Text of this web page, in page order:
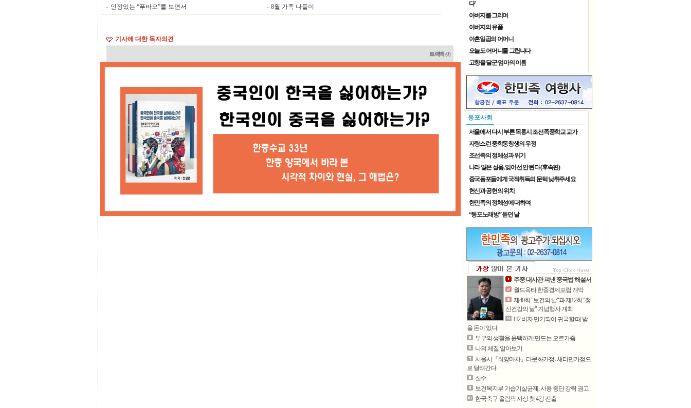
인정있는 “푸바오”를 보면서
8월 가족 나들이
기사에 대한 독자의견
트랙백(0)
2026 재한중국동포 예술단체 ..
8월 가족 나들이
다’
아버지를 그리며
아버지의 유품
아흔일곱의 어머니
오늘도 어머니를 그립니다
고향을 달군 엄마의 이름
동포사회
서울에서 다시 부른 목릉시 조선족중학교 교가
자랑스런 중학동창생의 우정
조선족의 정체성과 위기
나라 잃은 설움, 잊어선 안 된다 (후속편)
중국동포들에게 국적취득의 문턱 낮취주세요
헌신과 공헌의 위치
한민족의 정체성에 대하여
“동포노래방” 듣던 날
주중 대사관 펴낸 중국법 해설서
월드옥타 한중경제포럼 개막
제40회 "보건의 날"과 제12회 "정
신건강의 날" 기념행사 개최
H2 비자 만기되어 귀국할 때 받
을 돈이 있다
부부의 생활을 윤택하게 만드는 오르가즘
나의 체질 알아보기
서울시『희망마차』다문화가정․새터민가정으
로 달려간다
실수
보건복지부 가습기살균제, 사용 중단 강력 권고
한국축구 올림픽 사상 첫 4강 진출